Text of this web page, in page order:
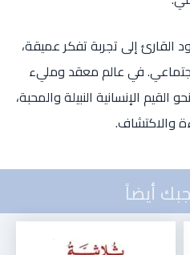
إلى تجربة تفكر عميقة،
في عالم معقد ومليء
القيم الإنسانية النبيلة والمحبة،
والاكتشاف.
أيضاً